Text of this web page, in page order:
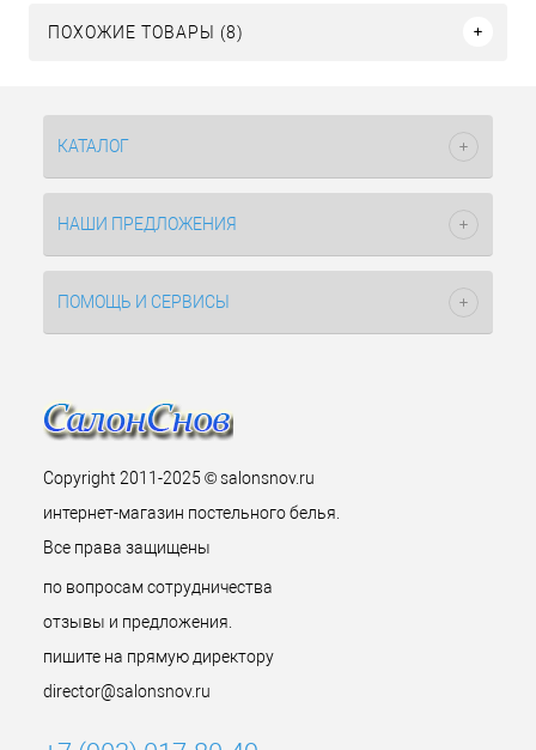
ПОХОЖИЕ ТОВАРЫ (8)
КАТАЛОГ
НАШИ ПРЕДЛОЖЕНИЯ
ПОМОЩЬ И СЕРВИСЫ
Copyright 2011-2025 © salonsnov.ru
интернет-магазин постельного белья.
Все права защищены
по вопросам сотрудничества
отзывы и предложения.
пишите на прямую директору
director@salonsnov.ru